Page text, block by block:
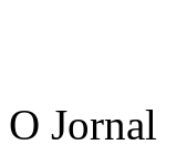
O Jornal